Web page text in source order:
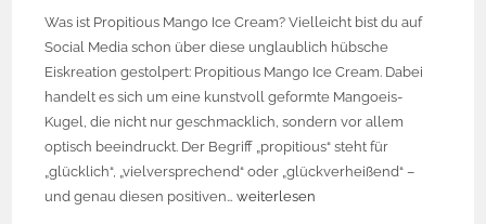
Was ist Propitious Mango Ice Cream? Vielleicht bist du auf
Social Media schon über diese unglaublich hübsche
Eiskreation gestolpert: Propitious Mango Ice Cream. Dabei
handelt es sich um eine kunstvoll geformte Mangoeis-
Kugel, die nicht nur geschmacklich, sondern vor allem
optisch beeindruckt. Der Begriff „propitious“ steht für
„glücklich“, „vielversprechend“ oder „glückverheißend“ –
und genau diesen positiven…weiterlesen